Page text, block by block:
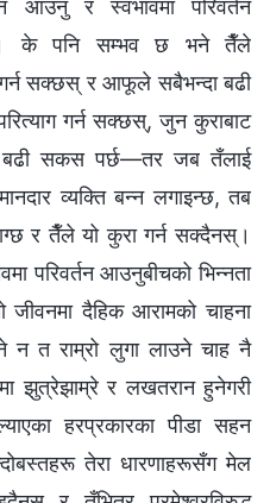
आउनु र स्वभावमा परिवर्तन
के पनि सम्भव छ भने तैँले
सक्छस् र आफूले सबैभन्दा बढी
गर्न सक्छस्, जुन कुराबाट
बढी सकस पर्छ—तर जब तँलाई
व्यक्ति बन्न लगाइन्छ, तब
र तैँले यो कुरा गर्न सक्दैनस्।
परिवर्तन आउनुबीचको भिन्नता
दैहिक आरामको चाहना
न त राम्रो लुगा लाउने चाह नै
झुत्रेझाम्रे र लखतरान हुनेगरी
हरप्रकारका पीडा सहन
तेरा धारणाहरूसँग मेल